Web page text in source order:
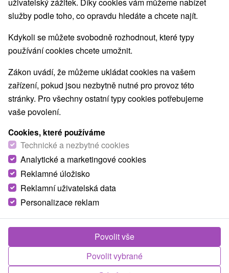
Vyberte lokalitu nebo termín
Nejprodávanější
1.
Senior pobyt 60+ s výjimečnými procedurami
a blahodárným účinkem termální vody
Wellness hotel Patince
Ubytování s polopenzí, neomezeným vstupem do
thermal parku a wellness centra, víkendovými
animacemi a léčebnými procedurami při delších
služby podle toho, co opravdu hledáte a chcete najít.
Kdykoli se můžete svobodně rozhodnout, které typy
používání cookies chcete umožnit.
Zákon uvádí, že můžeme ukládat cookies na vašem
zařízení, pokud jsou nezbytně nutné pro provoz této
stránky. Pro všechny ostatní typy cookies potřebujeme
vaše povolení.
Cookies, které používáme
Technické a nezbytné cookies
Analytické a marketingové cookies
Reklamné úložisko
Reklamní uživatelská data
Personalizace reklam
Povolit vybrané
Povolit vše